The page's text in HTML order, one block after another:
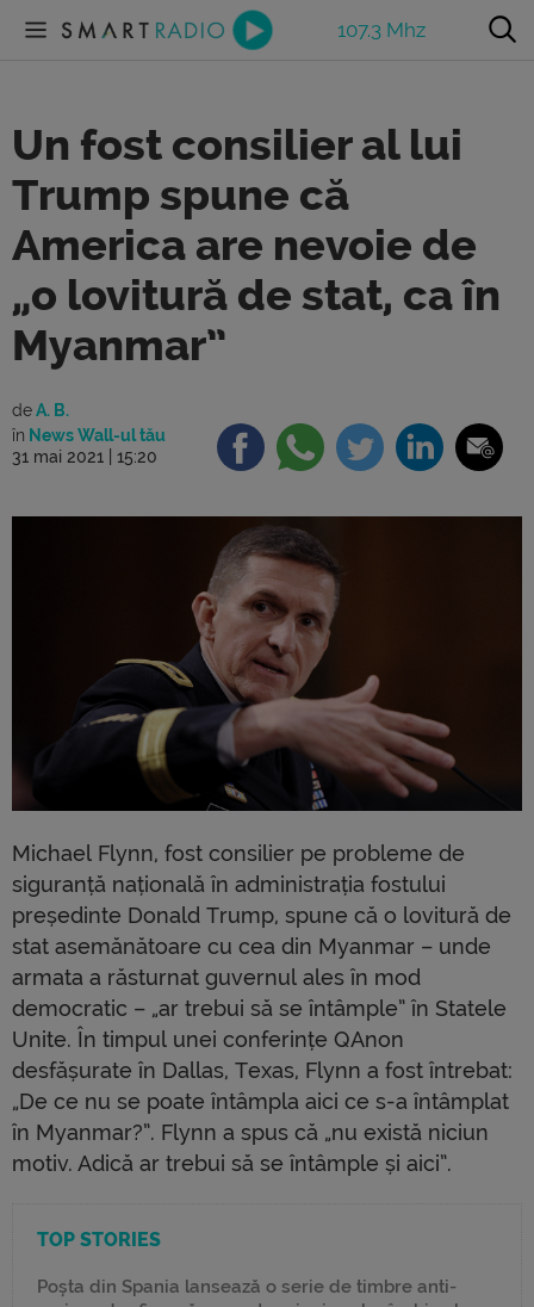
107.3 Mhz
Un fost consilier al lui
Trump spune că
America are nevoie de
„o lovitură de stat, ca în
Myanmar”
deA. B.
în News Wall-ul tău
31 mai 2021 | 15:20
Michael Flynn, fost consilier pe probleme de
siguranță națională în administrația fostului
președinte Donald Trump, spune că o lovitură de
stat asemănătoare cu cea din Myanmar – unde
armata a răsturnat guvernul ales în mod
democratic – „ar trebui să se întâmple” în Statele
Unite. În timpul unei conferințe QAnon
desfășurate în Dallas, Texas, Flynn a fost întrebat:
„De ce nu se poate întâmpla aici ce s-a întâmplat
în Myanmar?”. Flynn a spus că „nu există niciun
motiv. Adică ar trebui să se întâmple și aici”.
TOP STORIES
Poșta din Spania lansează o serie de timbre anti-